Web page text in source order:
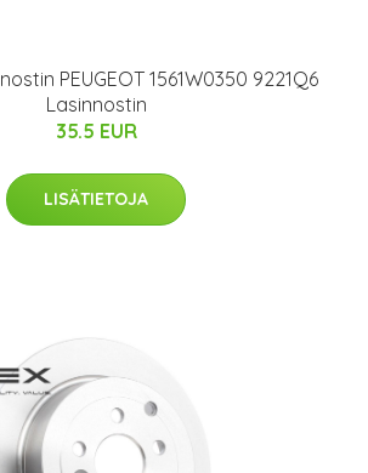
PEUGEOT 1561W0350 9221Q6
Lasinnostin
35.5 EUR
LISÄTIETOJA